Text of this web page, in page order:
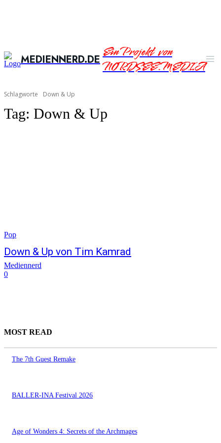
MEDIENNERD.DEEin Projekt von
NORDSEE.MEDIA
Schlagworte Down & Up
Tag: Down & Up
Pop
Down & Up von Tim Kamrad
Mediennerd
0
MOST READ
The 7th Guest Remake
BALLER-INA Festival 2026
Age of Wonders 4: Secrets of the Archmages